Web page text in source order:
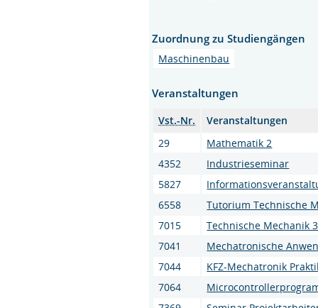
Zuordnung zu Studiengängen
Maschinenbau
Veranstaltungen
Vst.-Nr.
Veranstaltungen
29
Mathematik 2
4352
Industrieseminar
5827
6558
Tutorium Technische
7015
Technische Mechanik 3
7041
Mechatronische
7044
KFZ-Mechatronik
7064